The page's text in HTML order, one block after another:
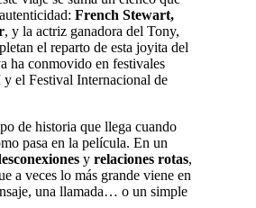
French Stewart,
, y la actriz ganadora del Tony,
el reparto de esta joyita del
ha conmovido en festivales
el Festival Internacional de
de historia que llega cuando
pasa en la película. En un
y relaciones rotas,
a veces lo más grande viene en
una llamada… o un simple